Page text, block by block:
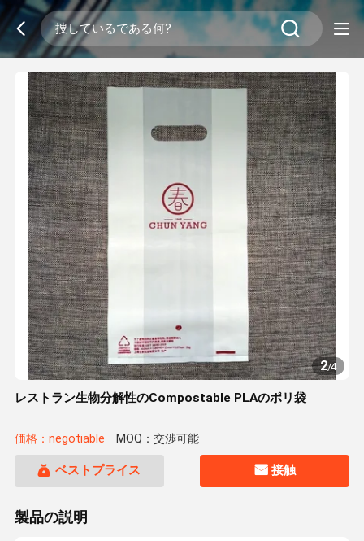
2/4
レストラン生物分解性のCompostable PLAのポリ袋
価格：negotiable MOQ：交渉可能
ベストプライス 接触
製品の説明